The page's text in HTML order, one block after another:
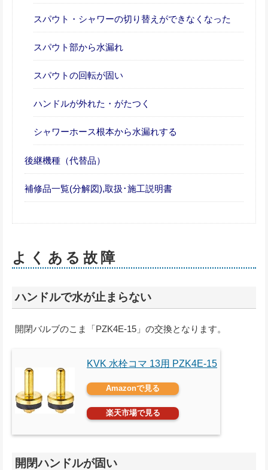
スパウト・シャワーの切り替えができなくなった
スパウト部から水漏れ
スパウトの回転が固い
ハンドルが外れた・がたつく
シャワーホース根本から水漏れする
後継機種（代替品）
補修品一覧(分解図),取扱･施工説明書
よくある故障
ハンドルで水が止まらない
開閉バルブのこま「PZK4E-15」の交換となります。
KVK 水栓コマ 13用 PZK4E-15
Amazonで見る
楽天市場で見る
開閉ハンドルが固い